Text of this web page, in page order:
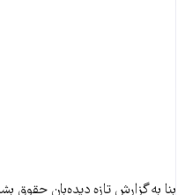
بنا به گزارش تازه دید‌ه‌بان حقوق